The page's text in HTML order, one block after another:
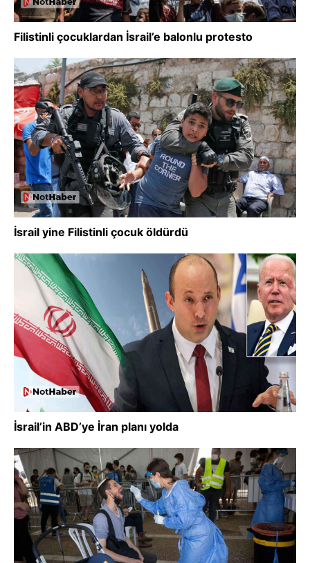
Filistinli çocuklardan İsrail’e balonlu protesto
İsrail yine Filistinli çocuk öldürdü
İsrail’in ABD’ye İran planı yolda